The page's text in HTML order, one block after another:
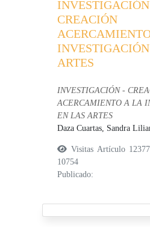
ARTES
INVESTIGACIÓN -
ACERCAMIENTO A LA
EN LAS ARTES
Daza Cuartas, Sandra
Visitas Artículo
10754
Publicado: